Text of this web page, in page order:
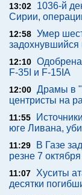
13:02
1036-й
Сирии,
12:58 Умер
задохнувшийся
12:10 Одобрена
F-35I и F-15IA
12:00 Драмы в
центристы на
11:55
юге Ливана,
11:29
В Газе
резне 7
11:07 Хуситы
десятки